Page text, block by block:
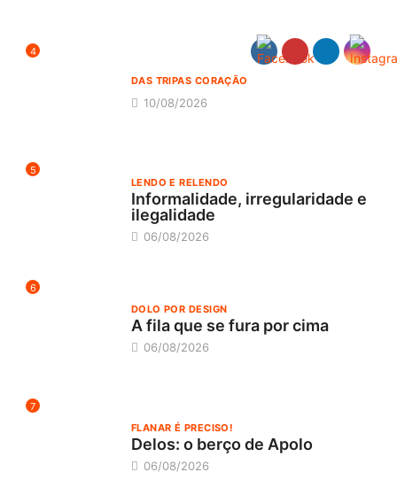
4
DAS TRIPAS CORAÇÃO
10/08/2026
5
LENDO E RELENDO
Informalidade, irregularidade e
ilegalidade
06/08/2026
6
DOLO POR DESIGN
A fila que se fura por cima
06/08/2026
7
FLANAR É PRECISO!
Delos: o berço de Apolo
06/08/2026